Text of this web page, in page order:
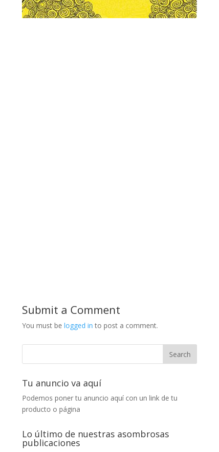
Submit a Comment
You must be logged in to post a comment.
Tu anuncio va aquí
Podemos poner tu anuncio aquí con un link de tu
producto o página
Lo último de nuestras asombrosas
publicaciones